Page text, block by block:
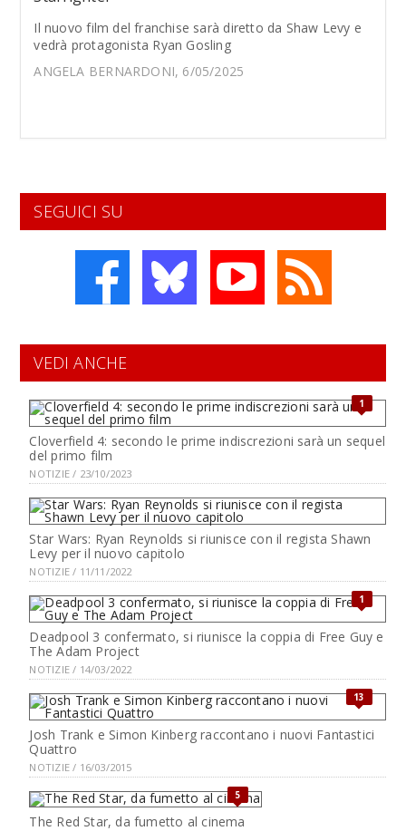
Il nuovo film del franchise sarà diretto da Shaw Levy e
vedrà protagonista Ryan Gosling
ANGELA BERNARDONI, 6/05/2025
SEGUICI SU
VEDI ANCHE
1
Cloverfield 4: secondo le prime indiscrezioni sarà un sequel
del primo film
NOTIZIE / 23/10/2023
Star Wars: Ryan Reynolds si riunisce con il regista Shawn
Levy per il nuovo capitolo
NOTIZIE / 11/11/2022
1
Deadpool 3 confermato, si riunisce la coppia di Free Guy e
The Adam Project
NOTIZIE / 14/03/2022
13
Josh Trank e Simon Kinberg raccontano i nuovi Fantastici
Quattro
NOTIZIE / 16/03/2015
5
The Red Star, da fumetto al cinema